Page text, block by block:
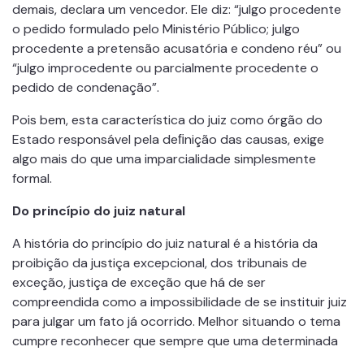
demais, declara um vencedor. Ele diz: “julgo procedente
o pedido formulado pelo Ministério Público; julgo
procedente a pretensão acusatória e condeno réu” ou
“julgo improcedente ou parcialmente procedente o
pedido de condenação”.
Pois bem, esta característica do juiz como órgão do
Estado responsável pela deﬁnição das causas, exige
algo mais do que uma imparcialidade simplesmente
formal.
Do princípio do juiz natural
A história do princípio do juiz natural é a história da
proibição da justiça excepcional, dos tribunais de
exceção, justiça de exceção que há de ser
compreendida como a impossibilidade de se instituir juiz
para julgar um fato já ocorrido. Melhor situando o tema
cumpre reconhecer que sempre que uma determinada